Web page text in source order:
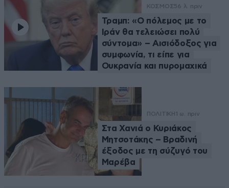
ΚΟΣΜΟΣ56 λ. πριν
Τραμπ: «Ο πόλεμος με το
Ιράν θα τελειώσει πολύ
σύντομα» – Αισιόδοξος για
συμφωνία, τι είπε για
Ουκρανία και πυρομαχικά
ΠΟΛΙΤΙΚΗ 1 ω. πριν
Στα Χανιά ο Κυριάκος
Μητσοτάκης – Βραδινή
έξοδος με τη σύζυγό του
Μαρέβα